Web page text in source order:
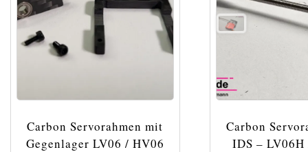
Carbon Servorahmen mit
Gegenlager LV06 / HV06
Carbon
IDS –